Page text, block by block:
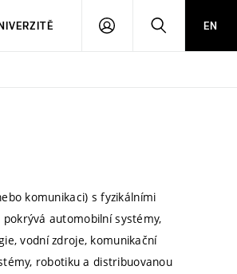
PŘIHLÁSIT HLEDATEN
komunikaci) s fyzikálními
automobilní systémy,
vodní zdroje, komunikační
robotiku a distribuovanou